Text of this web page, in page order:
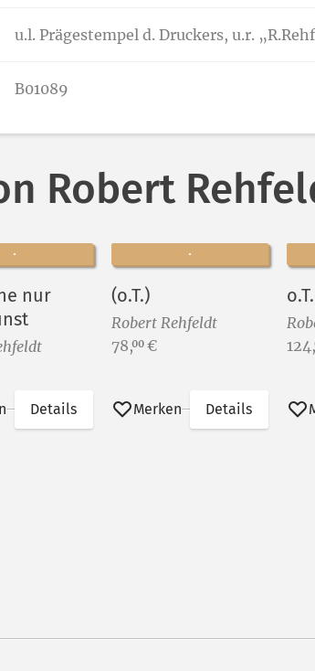
u.l. Prägestempel d. Druckers, u.r.
B01089
Robert
nur
Details
(o.T.)
Robert Rehfeldt
Preis:
78,00 €
Merken Details
124,